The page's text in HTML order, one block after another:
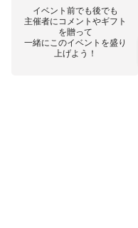
イベント前でも後でも
主催者にコメントやギフト
を贈って
一緒にこのイベントを盛り
上げよう！